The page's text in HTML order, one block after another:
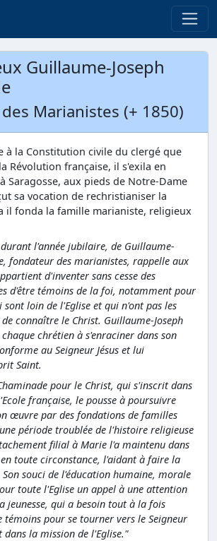
Guillaume-Joseph
Marianistes (+ 1850)
à la Constitution civile du clergé que
Révolution française, il s'exila en
Saragosse, aux pieds de Notre-Dame
sa vocation de rechristianiser la
il fonda la famille marianiste, religieux
l'année jubilaire, de Guillaume-
fondateur des marianistes, rappelle aux
d'inventer sans cesse des
d'être témoins de la foi, notamment pour
loin de l'Eglise et qui n'ont pas les
connaître le Christ. Guillaume-Joseph
chrétien à s'enraciner dans son
au Seigneur Jésus et lui
Saint.
pour le Christ, qui s'inscrit dans
française, le pousse à poursuivre
œuvre par des fondations de familles
période troublée de l'histoire religieuse
filial à Marie l'a maintenu dans
toute circonstance, l'aidant à faire la
souci de l'éducation humaine, morale
toute l'Eglise un appel à une attention
jeunesse, qui a besoin tout à la fois
témoins pour se tourner vers le Seigneur
la mission de l'Eglise."